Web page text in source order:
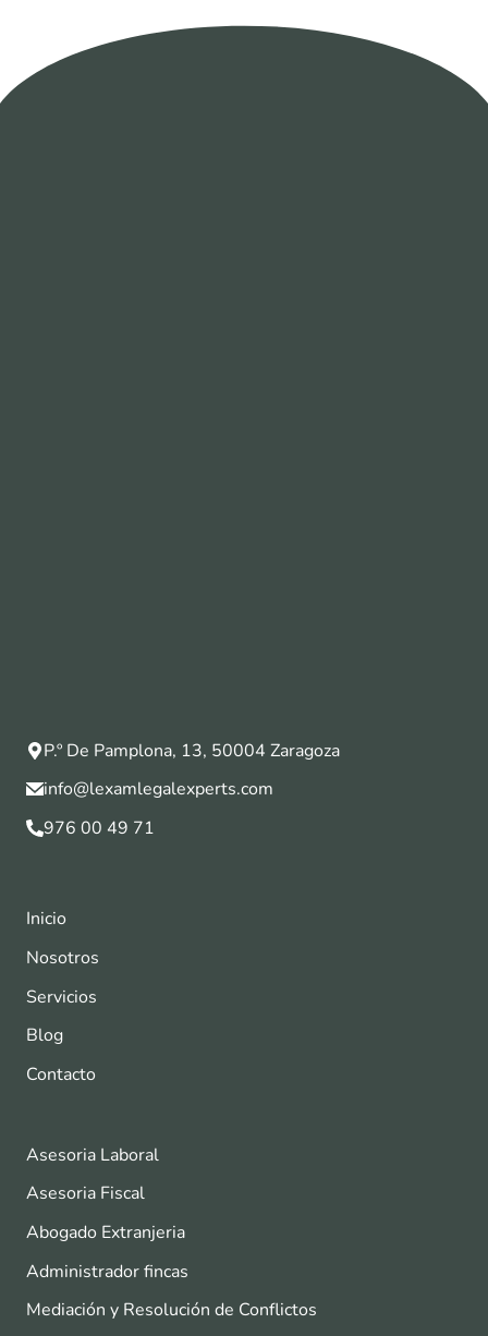
P.º De Pamplona, 13, 50004 Zaragoza
info@lexamlegalexperts.com
976 00 49 71
Inicio
Nosotros
Servicios
Blog
Contacto
Asesoria Laboral
Asesoria Fiscal
Abogado Extranjeria
Administrador fincas
Mediación y Resolución de Conflictos